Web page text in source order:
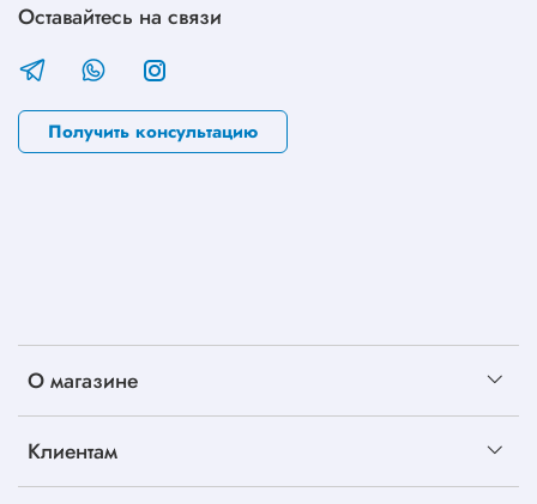
О магазине
Клиентам
Оставайтесь на связи
Получить консультацию